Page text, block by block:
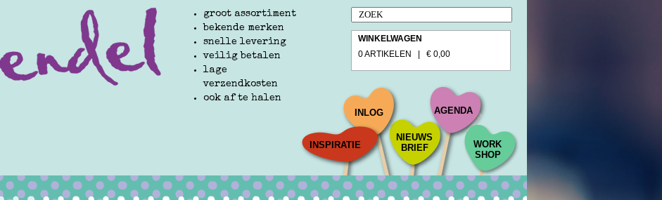
groot assortiment
bekende merken
snelle levering
veilig betalen
lage
verzendkosten
ook af te halen
WINKELWAGEN
0 ARTIKELEN | € 0,00
INSPIRATIE
INLOG
NIEUWS
BRIEF
AGENDA
WORK
SHOP